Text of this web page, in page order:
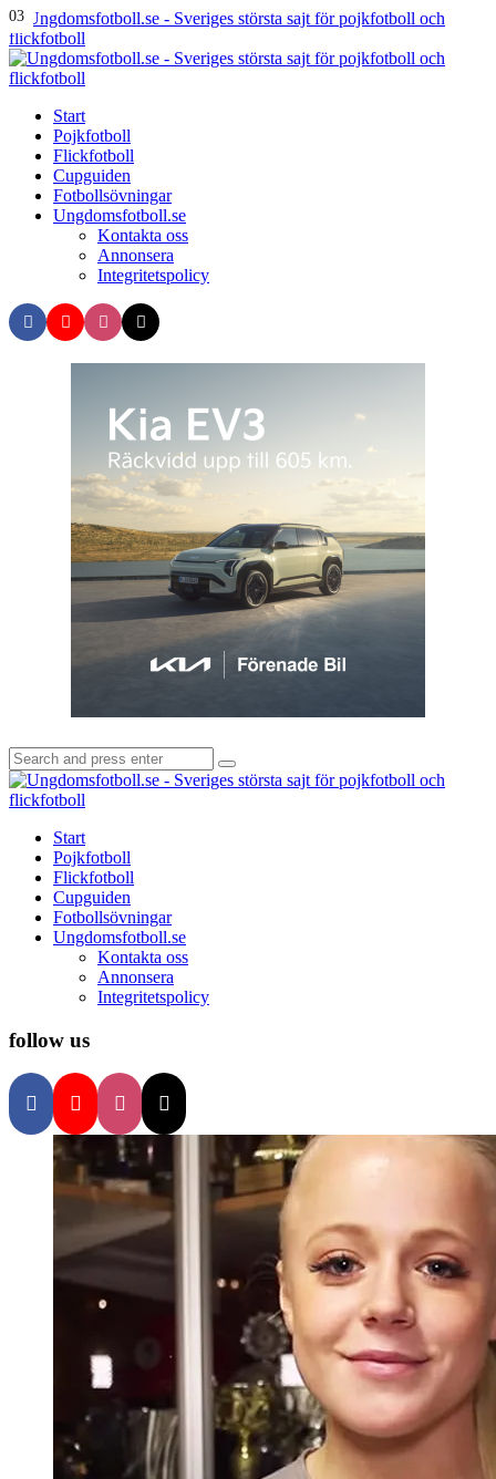
Menu
Search
Menu
Start
Pojkfotboll
Flickfotboll
Cupguiden
Fotbollsövningar
Ungdomsfotboll.se
Kontakta oss
Annonsera
Integritetspolicy
Search
for:
Search
Start
Pojkfotboll
Flickfotboll
Cupguiden
Fotbollsövningar
Ungdomsfotboll.se
Kontakta oss
Annonsera
Integritetspolicy
follow us
01
02
03